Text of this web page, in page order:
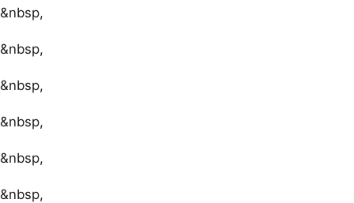
&nbsp,
&nbsp,
&nbsp,
&nbsp,
&nbsp,
&nbsp,